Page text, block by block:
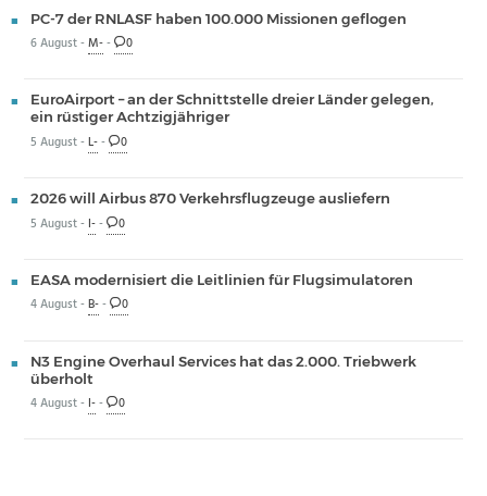
PC-7 der RNLASF haben 100.000 Missionen geflogen
6 August -M-- 0
EuroAirport – an der Schnittstelle dreier Länder gelegen,
ein rüstiger Achtzigjähriger
5 August -L-- 0
2026 will Airbus 870 Verkehrsflugzeuge ausliefern
5 August - I-- 0
EASA modernisiert die Leitlinien für Flugsimulatoren
4 August -B-- 0
N3 Engine Overhaul Services hat das 2.000. Triebwerk
überholt
4 August - I-- 0